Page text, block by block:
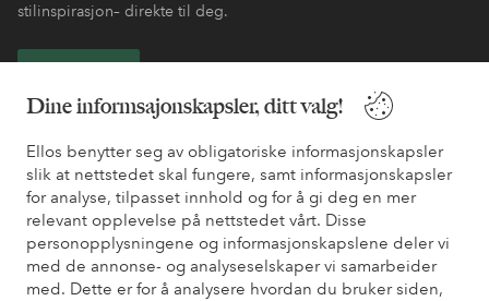
Dine informsajonskapsler, ditt valg!
Ellos benytter seg av obligatoriske informasjonskapsler
slik at nettstedet skal fungere, samt informasjonskapsler
for analyse, tilpasset innhold og for å gi deg en mer
relevant opplevelse på nettstedet vårt. Disse
personopplysningene og informasjonskapslene deler vi
med de annonse- og analyseselskaper vi samarbeider
med. Dette er for å analysere hvordan du bruker siden,
stilinspirasjon– direkte til deg.
Trenger du hjelp?
Du finner svar på de vanligste spørsmålene i vår FAQ. Du finner
også informasjon om hvordan du kan kontakte oss.